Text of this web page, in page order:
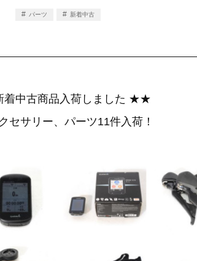
パーツ 新着中古
中古商品入荷しました ★★
セサリー、パーツ11件入荷！